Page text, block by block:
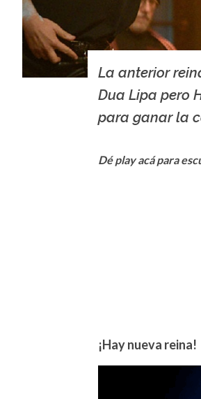
La anterior
Dua Lipa pero
para ganar la
Dé play acá para
¡Hay nueva reina!